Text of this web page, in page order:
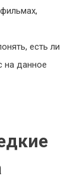
есть ли
на данное